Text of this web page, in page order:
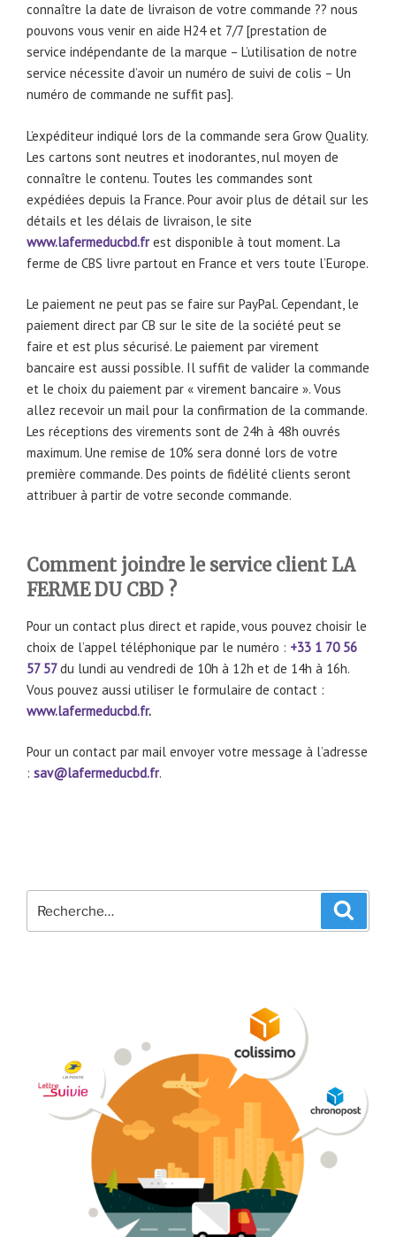
connaître la date de livraison de votre commande ?? nous
pouvons vous venir en aide H24 et 7/7 [prestation de
service indépendante de la marque – L’utilisation de notre
service nécessite d’avoir un numéro de suivi de colis – Un
numéro de commande ne suffit pas].
L’expéditeur indiqué lors de la commande sera Grow Quality.
Les cartons sont neutres et inodorantes, nul moyen de
connaître le contenu. Toutes les commandes sont
expédiées depuis la France. Pour avoir plus de détail sur les
détails et les délais de livraison, le site
www.lafermeducbd.fr est disponible à tout moment. La
ferme de CBS livre partout en France et vers toute l’Europe.
Le paiement ne peut pas se faire sur PayPal. Cependant, le
paiement direct par CB sur le site de la société peut se
faire et est plus sécurisé. Le paiement par virement
bancaire est aussi possible. Il suffit de valider la commande
et le choix du paiement par « virement bancaire ». Vous
allez recevoir un mail pour la confirmation de la commande.
Les réceptions des virements sont de 24h à 48h ouvrés
maximum. Une remise de 10% sera donné lors de votre
première commande. Des points de fidélité clients seront
attribuer à partir de votre seconde commande.
Comment joindre le service client LA
FERME DU CBD ?
Pour un contact plus direct et rapide, vous pouvez choisir le
choix de l’appel téléphonique par le numéro : +33 1 70 56
57 57 du lundi au vendredi de 10h à 12h et de 14h à 16h.
Vous pouvez aussi utiliser le formulaire de contact :
www.lafermeducbd.fr.
Pour un contact par mail envoyer votre message à l’adresse
: sav@lafermeducbd.fr.
pour